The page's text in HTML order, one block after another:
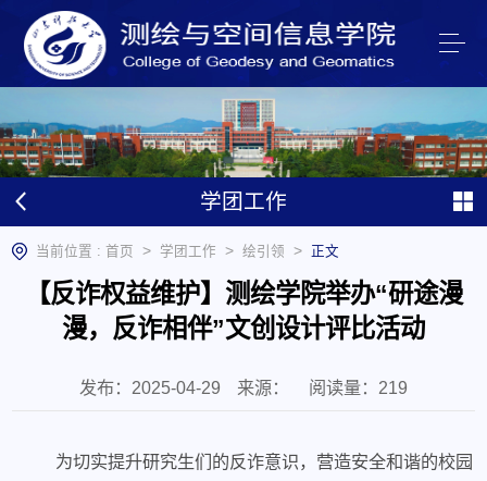
学团工作
当前位置 : 首页 > 学团工作 > 绘引领 > 正文
【反诈权益维护】测绘学院举办“研途漫
漫，反诈相伴”文创设计评比活动
发布：2025-04-29 来源： 阅读量： 219
为切实提升研究生们的反诈意识， 营造安全和谐的校园